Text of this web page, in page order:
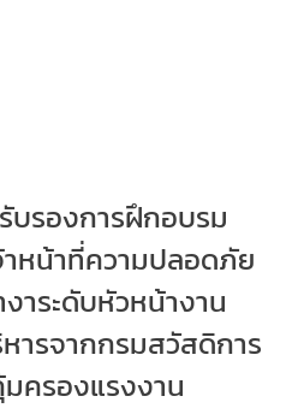
บรองการฝึกอบรม
าหน้าที่ความปลอดภัย
าระดับหัวหน้างาน
ารจากกรมสวัสดิการ
มครองแรงงาน